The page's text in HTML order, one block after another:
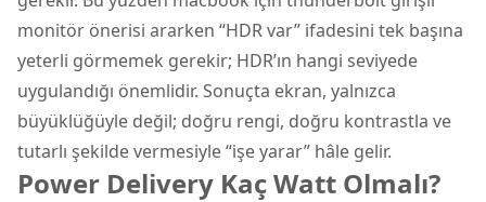
monitör önerisi ararken “HDR var” ifadesini tek başına
yeterli görmemek gerekir; HDR’ın hangi seviyede
uygulandığı önemlidir. Sonuçta ekran, yalnızca
büyüklüğüyle değil; doğru rengi, doğru kontrastla ve
tutarlı şekilde vermesiyle “işe yarar” hâle gelir.
Power Delivery Kaç Watt Olmalı?